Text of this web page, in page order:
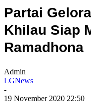
Partai
Khilau Siap
Ramadhona
Admin
LGNews
-
19 November 2020 22:50